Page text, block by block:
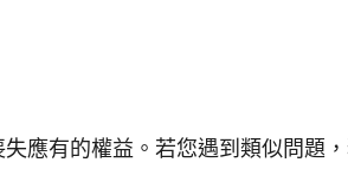
應有的權益。若您遇到類似問題